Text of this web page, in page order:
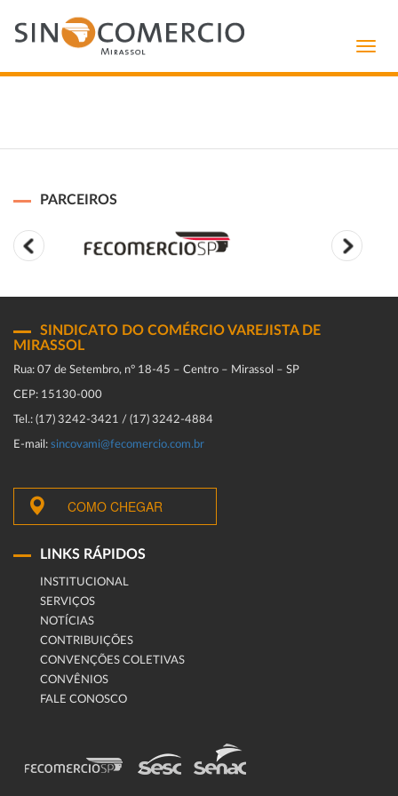
PARCEIROS
SINDICATO DO COMÉRCIO VAREJISTA DE
MIRASSOL
Rua: 07 de Setembro, n° 18-45 – Centro – Mirassol – SP
CEP: 15130-000
Tel.: (17) 3242-3421 / (17) 3242-4884
E-mail: sincovami@fecomercio.com.br
COMO CHEGAR
LINKS RÁPIDOS
INSTITUCIONAL
SERVIÇOS
NOTÍCIAS
CONTRIBUIÇÕES
CONVENÇÕES COLETIVAS
CONVÊNIOS
FALE CONOSCO